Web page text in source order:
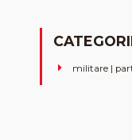
militare |